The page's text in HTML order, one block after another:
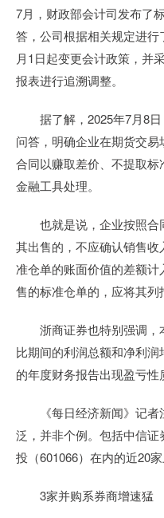
7月，财政部会计司发布了
答，公司根据相关规定进
月1日起变更会计政策，并
报表进行追溯调整。
据了解，2025年7月8日
问答，明确企业在期货交
合同以赚取差价、不提取
金融工具处理。
也就是说，企业按照合
其出售的，不应确认销售
准仓单的账面价值的差额
售的标准仓单的，应将其列
浙商证券也特别强调，
比期间的利润总额和净利
的年度财务报告出现盈亏性
《每日经济新闻》记者
泛，并非个例。包括中信
投（601066）在内的近20
3家并购系券商增速猛